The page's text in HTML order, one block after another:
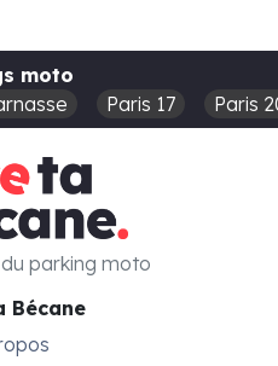
moto
Paris 17 Paris
Bécane
parking moto